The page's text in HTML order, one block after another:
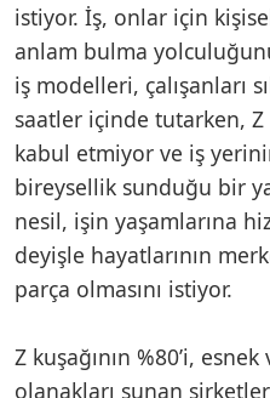
istiyor. İş, onlar için
anlam bulma
iş modelleri, çalışanları
saatler içinde tutarken, Z
kabul etmiyor ve iş
bireysellik sunduğu bir
nesil, işin yaşamlarına
deyişle hayatlarının
parça olmasını istiyor.
Z kuşağının %80’i,
olanakları sunan